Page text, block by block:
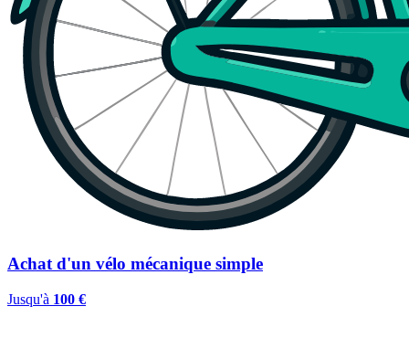
Achat d'un vélo mécanique simple
Jusqu'à 100 €